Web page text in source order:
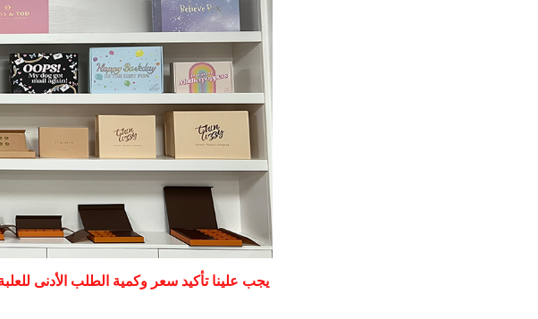
يجب علينا تأكيد سعر وكمية الطلب الأدنى